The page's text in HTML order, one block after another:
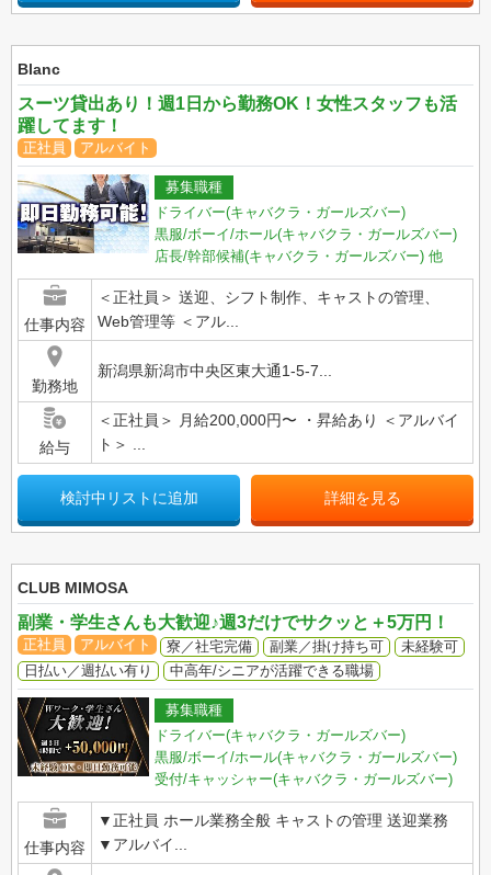
Blanc
スーツ貸出あり！週1日から勤務OK！女性スタッフも活
躍してます！
正社員 アルバイト
募集職種
ドライバー(キャバクラ・ガールズバー)
黒服/ボーイ/ホール(キャバクラ・ガールズバー)
店長/幹部候補(キャバクラ・ガールズバー) 他
仕事内容
＜正社員＞ 送迎、シフト制作、キャストの管理、
Web管理等 ＜アル...
勤務地
新潟県新潟市中央区東大通1-5-7...
給与
＜正社員＞ 月給200,000円〜 ・昇給あり ＜アルバイ
ト＞ ...
検討中リストに追加 詳細を見る
CLUB MIMOSA
副業・学生さんも大歓迎♪週3だけでサクッと＋5万円！
正社員 アルバイト 寮／社宅完備 副業／掛け持ち可
未経験可
日払い／週払い有り
中高年/シニアが活躍できる職場
募集職種
ドライバー(キャバクラ・ガールズバー)
黒服/ボーイ/ホール(キャバクラ・ガールズバー)
受付/キャッシャー(キャバクラ・ガールズバー)
仕事内容
▼正社員 ホール業務全般 キャストの管理 送迎業務
▼アルバイ...